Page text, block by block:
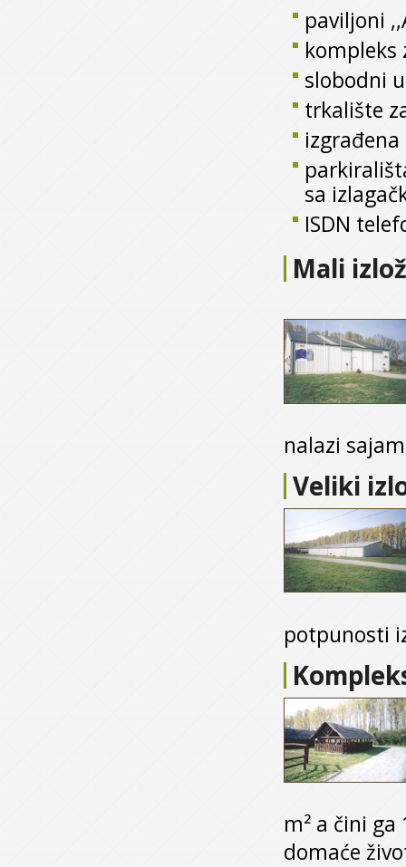
paviljoni
kompleks
slobodni
trkalište
sa
ISDN
Mali
nalazi
Veliki
potpunosti
m² a čini
domaće